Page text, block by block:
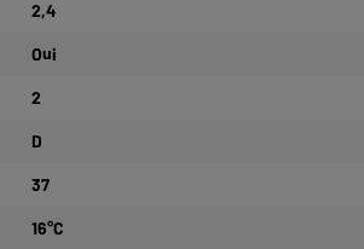
2,4
Oui
2
D
37
16°C